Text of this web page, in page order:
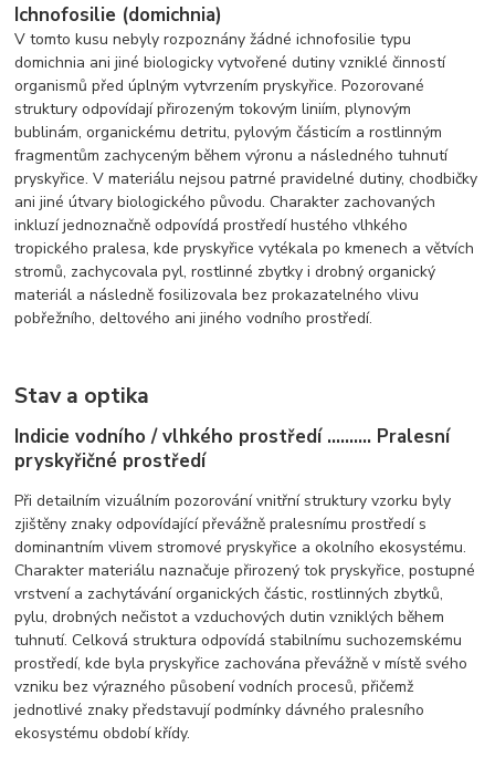
Ichnofosilie (domichnia)
V tomto kusu nebyly rozpoznány žádné ichnofosilie typu
domichnia ani jiné biologicky vytvořené dutiny vzniklé činností
organismů před úplným vytvrzením pryskyřice. Pozorované
struktury odpovídají přirozeným tokovým liniím, plynovým
bublinám, organickému detritu, pylovým částicím a rostlinným
fragmentům zachyceným během výronu a následného tuhnutí
pryskyřice. V materiálu nejsou patrné pravidelné dutiny, chodbičky
ani jiné útvary biologického původu. Charakter zachovaných
inkluzí jednoznačně odpovídá prostředí hustého vlhkého
tropického pralesa, kde pryskyřice vytékala po kmenech a větvích
stromů, zachycovala pyl, rostlinné zbytky i drobný organický
materiál a následně fosilizovala bez prokazatelného vlivu
pobřežního, deltového ani jiného vodního prostředí.
Stav a optika
Indicie vodního / vlhkého prostředí .......... Pralesní
pryskyřičné prostředí
Při detailním vizuálním pozorování vnitřní struktury vzorku byly
zjištěny znaky odpovídající převážně pralesnímu prostředí s
dominantním vlivem stromové pryskyřice a okolního ekosystému.
Charakter materiálu naznačuje přirozený tok pryskyřice, postupné
vrstvení a zachytávání organických částic, rostlinných zbytků,
pylu, drobných nečistot a vzduchových dutin vzniklých během
tuhnutí. Celková struktura odpovídá stabilnímu suchozemskému
prostředí, kde byla pryskyřice zachována převážně v místě svého
vzniku bez výrazného působení vodních procesů, přičemž
jednotlivé znaky představují podmínky dávného pralesního
ekosystému období křídy.